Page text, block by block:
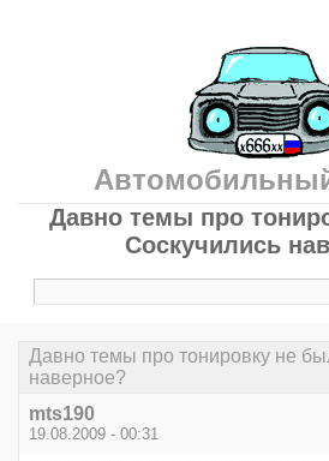
Давно темы про
Соскучились
Давно темы про тонировку не
наверное?
mts190
19.08.2009 - 00:31